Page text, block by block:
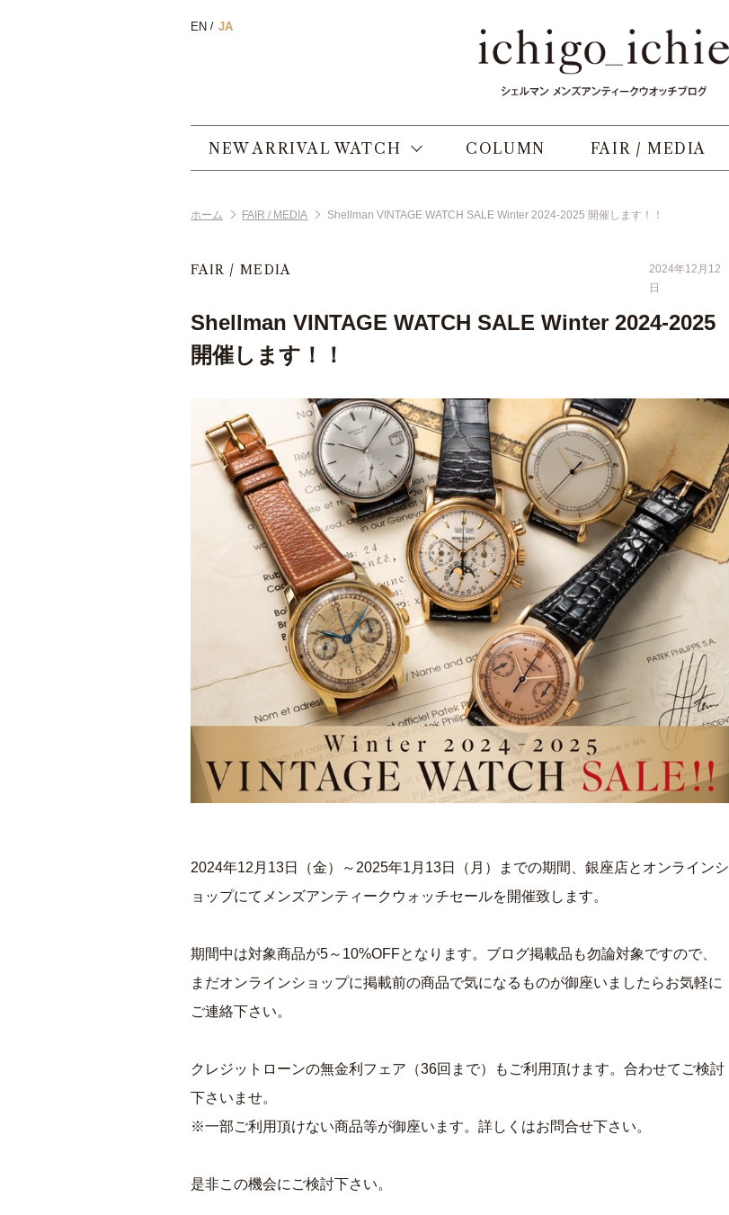
NEW ARRIVAL WATCH COLUMN FAIR / MEDIA
ホーム FAIR / MEDIA Shellman VINTAGE WATCH SALE Winter 2024-2025 開催します！！
FAIR / MEDIA
2024年12月12
日
Shellman VINTAGE WATCH SALE Winter 2024-2025
開催します！！
2024年12月13日（金）～2025年1月13日（月）までの期間、銀座店とオンラインシ
ョップにてメンズアンティークウォッチセールを開催致します。
期間中は対象商品が5～10%OFFとなります。ブログ掲載品も勿論対象ですので、
まだオンラインショップに掲載前の商品で気になるものが御座いましたらお気軽に
ご連絡下さい。
クレジットローンの無金利フェア（36回まで）もご利用頂けます。合わせてご検討
下さいませ。
※一部ご利用頂けない商品等が御座います。詳しくはお問合せ下さい。
是非この機会にご検討下さい。
EN JA